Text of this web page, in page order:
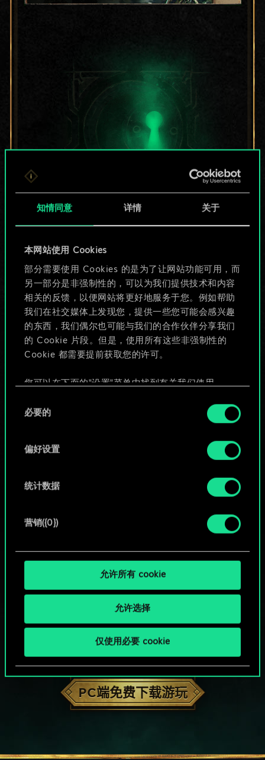
知情同意 详情 关于
本网站使用 Cookies
部分需要使用 Cookies 的是为了让网站功能可用，而
另一部分是非强制性的，可以为我们提供技术和内容
相关的反馈，以便网站将更好地服务于您。例如帮助
我们在社交媒体上发现您，提供一些您可能会感兴趣
的东西，我们偶尔也可能与我们的合作伙伴分享我们
的 Cookie 片段。但是，使用所有这些非强制性的
Cookie 都需要提前获取您的许可。
您可以在下面的"设置"菜单中找到有关我们使用
好。一旦您了解了其中的内容并准备好继续，请点
必要的
偏好设置
统计数据
营销({0})
允许所有 cookie
允许选择
仅使用必要 cookie
目前只是分享了一套
牌，但能做的不止这
些！
给牌组命名并撰写攻略
编辑牌组
HOW ABOUT A ROUND OF GWENT?
PC端免费下载游玩